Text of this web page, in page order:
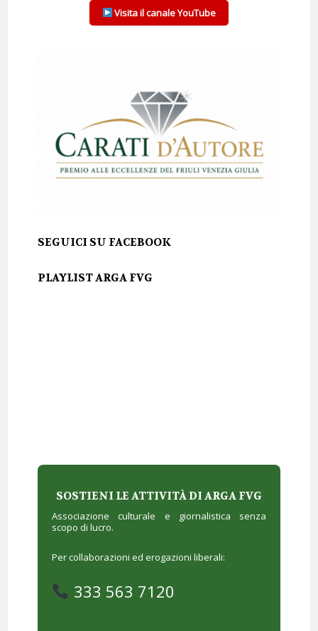
Visita il canale YouTube
SEGUICI SU FACEBOOK
PLAYLIST ARGA FVG
SOSTIENI LE ATTIVITÀ DI ARGA FVG
Associazione culturale e giornalistica senza
scopo di lucro.
Per collaborazioni ed erogazioni liberali:
333 563 7120